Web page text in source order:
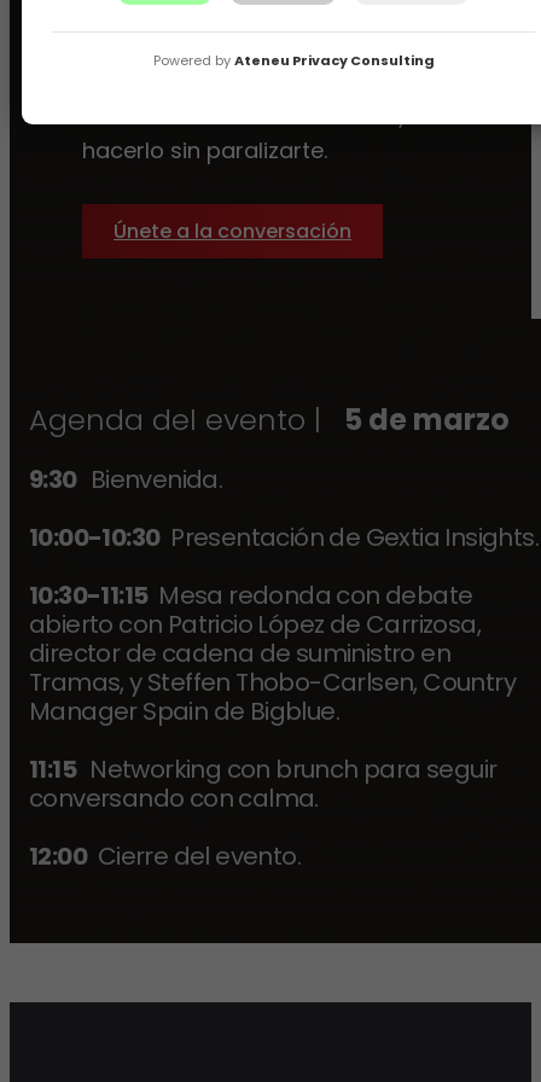
Picos de demanda, Black Friday,
crecimiento sostenido.
hacerlo sin paralizarte.
Únete a la conversación
Agenda del evento | 5 de marzo
9:30 Bienvenida.
10:00-10:30Presentación de Gextia Insights.
10:30-11:15Mesa redonda con debate
abierto con Patricio López de Carrizosa,
director de cadena de suministro en
Tramas, y Steffen Thobo-Carlsen, Country
Manager Spain de Bigblue.
11:15 Networking con brunch para seguir
conversando con calma.
12:00Cierre del evento.
Powered byAteneu Privacy Consulting